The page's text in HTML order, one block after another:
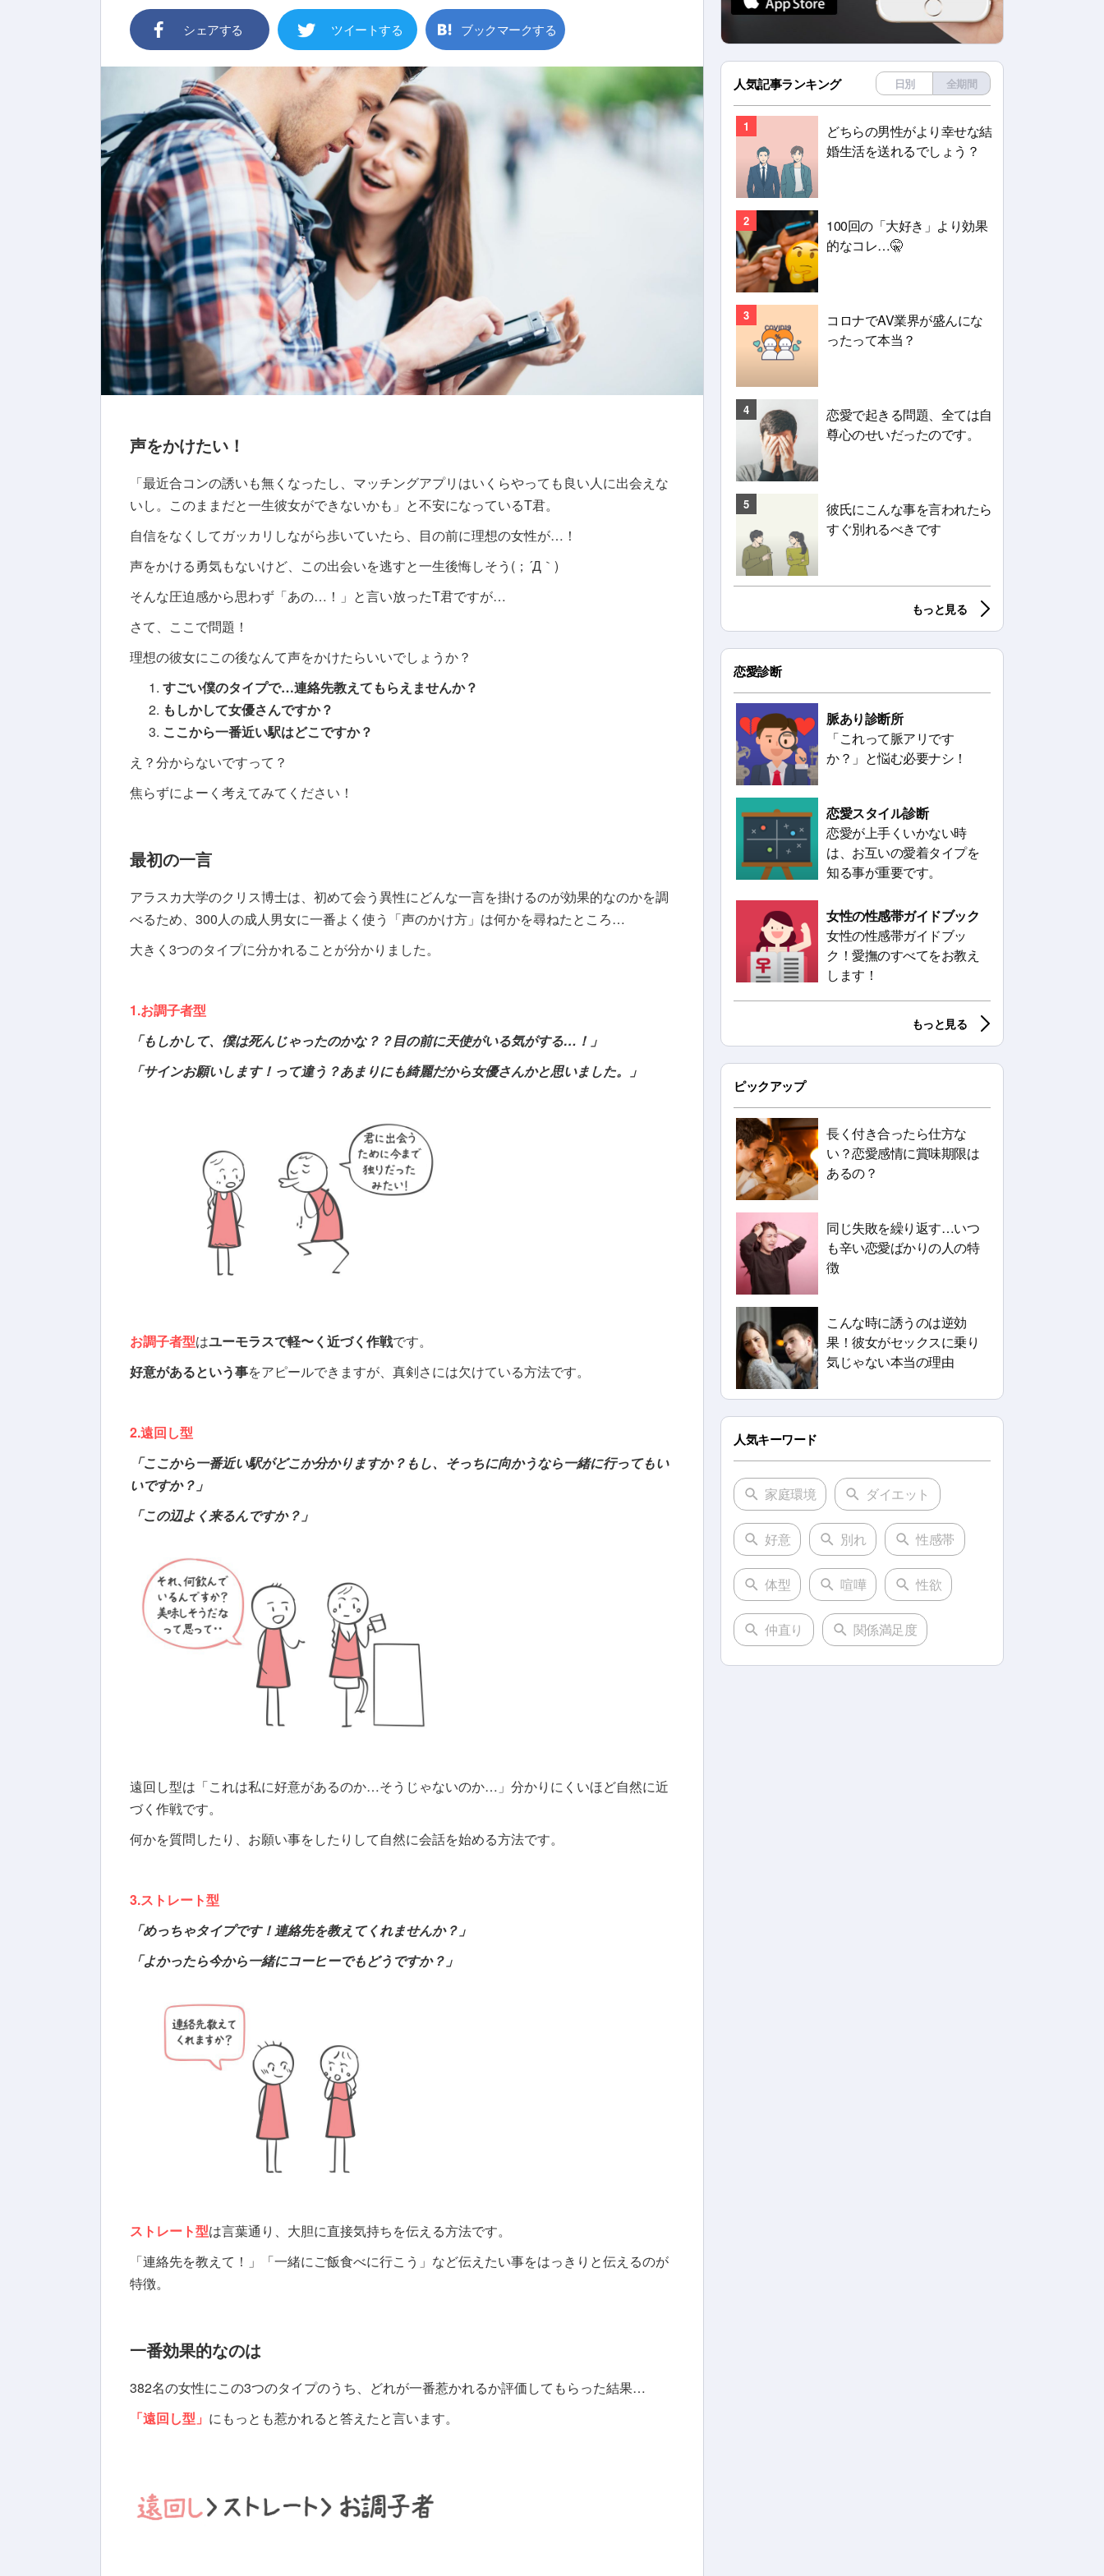
シェアする ツイートする ブックマークする
声をかけたい！
「最近合コンの誘いも無くなったし、マッチングアプリはいくらやっても良い人に出会えな
いし。このままだと一生彼女ができないかも」と不安になっているT君。
自信をなくしてガッカリしながら歩いていたら、目の前に理想の女性が…！
声をかける勇気もないけど、この出会いを逃すと一生後悔しそう(；´Д｀)
そんな圧迫感から思わず「あの…！」と言い放ったT君ですが…
さて、ここで問題！
理想の彼女にこの後なんて声をかけたらいいでしょうか？
すごい僕のタイプで…連絡先教えてもらえませんか？
もしかして女優さんですか？
ここから一番近い駅はどこですか？
え？分からないですって？
焦らずによーく考えてみてください！
最初の一言
アラスカ大学のクリス博士は、初めて会う異性にどんな一言を掛けるのが効果的なのかを調
べるため、300人の成人男女に一番よく使う「声のかけ方」は何かを尋ねたところ…
大きく3つのタイプに分かれることが分かりました。
1.お調子者型
「もしかして、僕は死んじゃったのかな？？目の前に天使がいる気がする…！」
「サインお願いします！って違う？あまりにも綺麗だから女優さんかと思いました。」
お調子者型はユーモラスで軽〜く近づく作戦です。
好意があるという事をアピールできますが、真剣さには欠けている方法です。
2.遠回し型
「ここから一番近い駅がどこか分かりますか？もし、そっちに向かうなら一緒に行ってもい
いですか？」
「この辺よく来るんですか？」
遠回し型は「これは私に好意があるのか…そうじゃないのか…」分かりにくいほど自然に近
づく作戦です。
何かを質問したり、お願い事をしたりして自然に会話を始める方法です。
3.ストレート型
「めっちゃタイプです！連絡先を教えてくれませんか？」
「よかったら今から一緒にコーヒーでもどうですか？」
ストレート型は言葉通り、大胆に直接気持ちを伝える方法です。
「連絡先を教えて！」「一緒にご飯食べに行こう」など伝えたい事をはっきりと伝えるのが
特徴。
一番効果的なのは
382名の女性にこの3つのタイプのうち、どれが一番惹かれるか評価してもらった結果…
「遠回し型」 にもっとも惹かれると答えたと言います。
人気記事ランキング 日別 全期間
1
どちらの男性がより幸せな結
婚生活を送れるでしょう？
2
100回の「大好き」より効果
的なコレ…🤫
3
コロナでAV業界が盛んにな
ったって本当？
4
恋愛で起きる問題、全ては自
尊心のせいだったのです。
5
彼氏にこんな事を言われたら
すぐ別れるべきです
もっと見る
恋愛診断
脈あり診断所
「これって脈アリです
か？」と悩む必要ナシ！
恋愛スタイル診断
恋愛が上手くいかない時
は、お互いの愛着タイプを
知る事が重要です。
女性の性感帯ガイドブック
女性の性感帯ガイドブッ
ク！愛撫のすべてをお教え
します！
もっと見る
ピックアップ
長く付き合ったら仕方な
い？恋愛感情に賞味期限は
あるの？
同じ失敗を繰り返す…いつ
も辛い恋愛ばかりの人の特
徴
こんな時に誘うのは逆効
果！彼女がセックスに乗り
気じゃない本当の理由
人気キーワード
家庭環境 ダイエット
好意 別れ 性感帯
体型 喧嘩 性欲
仲直り 関係満足度